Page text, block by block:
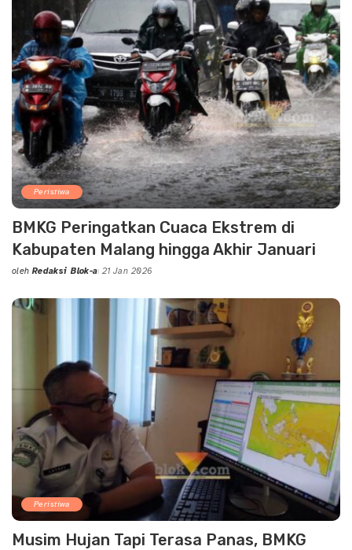
Peristiwa
BMKG Peringatkan Cuaca Ekstrem di
Kabupaten Malang hingga Akhir Januari
Posted
oleh Redaksi Blok-a 21 Jan 2026
Peristiwa
Musim Hujan Tapi Terasa Panas, BMKG